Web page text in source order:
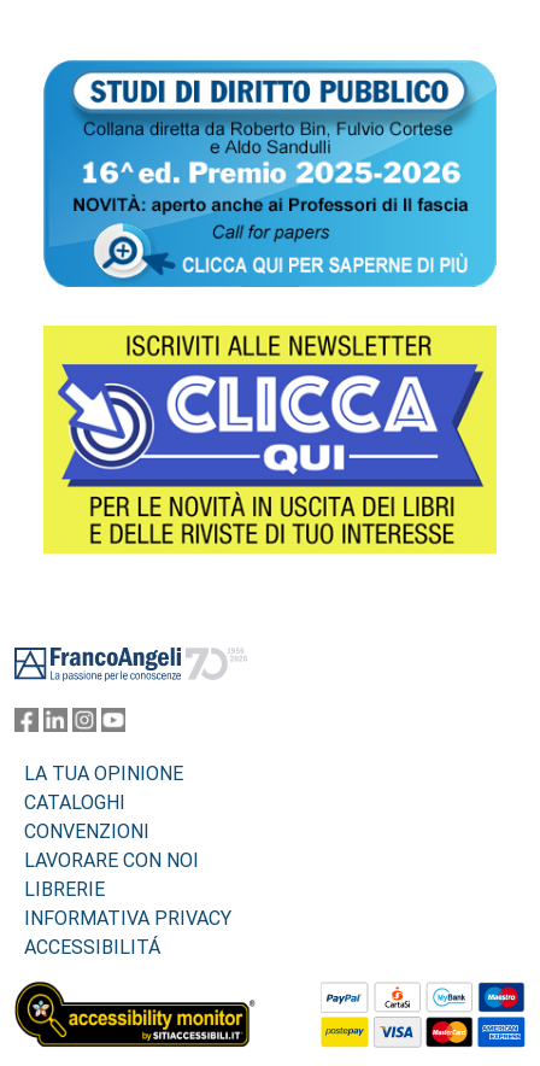
LA TUA OPINIONE
CATALOGHI
CONVENZIONI
LAVORARE CON NOI
LIBRERIE
INFORMATIVA PRIVACY
ACCESSIBILITÁ